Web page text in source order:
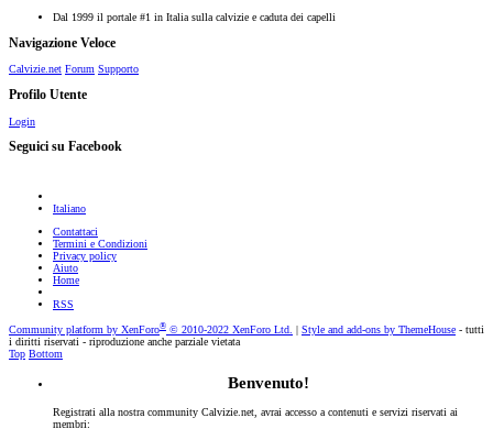
Dal 1999 il portale #1 in Italia sulla calvizie e caduta dei capelli
Navigazione Veloce
Calvizie.net Forum Supporto
Profilo Utente
Login
Seguici su Facebook
Italiano
Contattaci
Termini e Condizioni
Privacy policy
Aiuto
Home
RSS
Community platform by XenForo® © 2010-2022 XenForo Ltd. Style and add-ons by ThemeHouse - tutti
i diritti riservati - riproduzione anche parziale vietata
Top Bottom
Benvenuto!
Registrati alla nostra community Calvizie.net, avrai accesso a contenuti e servizi riservati ai
membri: